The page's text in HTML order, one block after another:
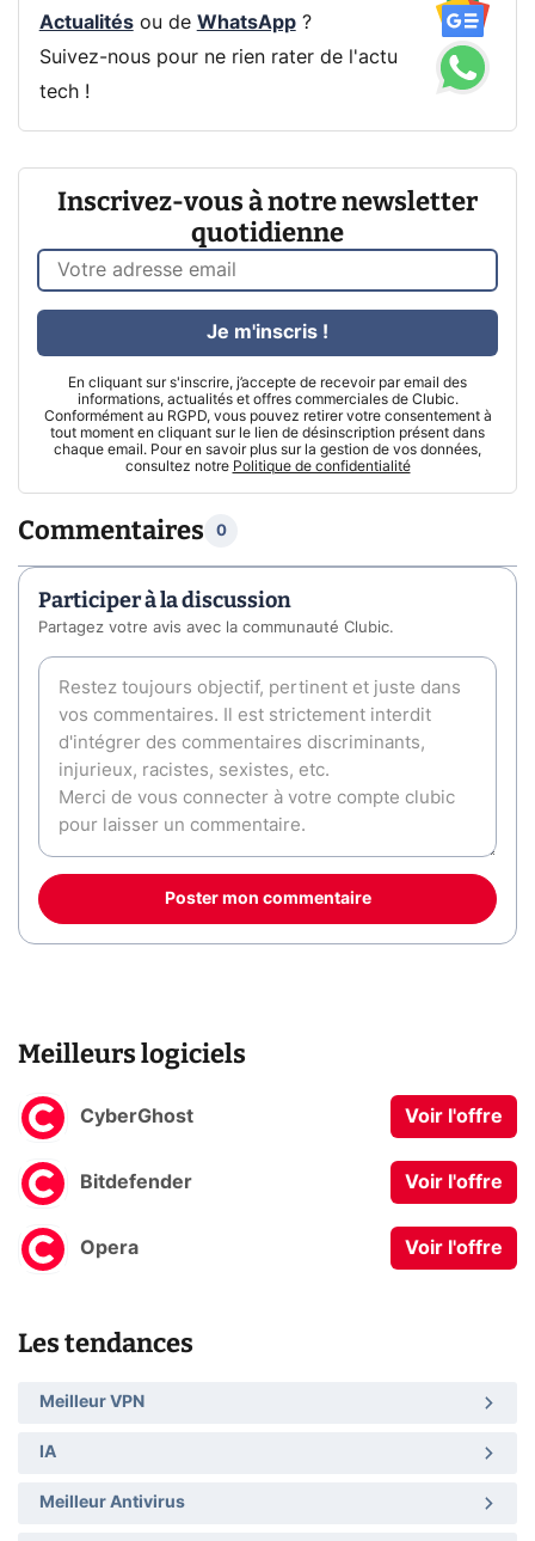
Actualitésou de WhatsApp?
Suivez-nous pour ne rien rater de l'actu
tech !
Inscrivez-vous à notre newsletter
quotidienne
En cliquant sur s'inscrire, j’accepte de recevoir par email des
informations, actualités et offres commerciales de Clubic.
Conformément au RGPD, vous pouvez retirer votre consentement à
tout moment en cliquant sur le lien de désinscription présent dans
chaque email. Pour en savoir plus sur la gestion de vos données,
consultez notre Politique de confidentialité
Je m'inscris !
Commentaires 0
Participer à la discussion
Partagez votre avis avec la communauté Clubic.
Poster mon commentaire
Meilleurs logiciels
CyberGhost Voir l'offre
Bitdefender Voir l'offre
Opera Voir l'offre
Les tendances
Meilleur VPN
IA
Meilleur Antivirus